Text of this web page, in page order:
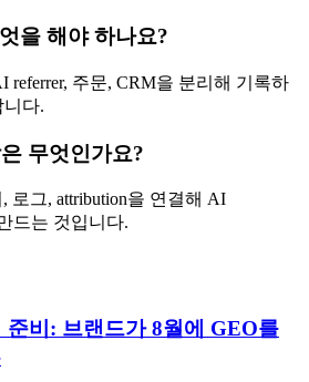
을 해야 하나요?
referrer, 주문, CRM을 분리해 기록하
다.
무엇인가요?
로그, attribution을 연결해 AI
드는 것입니다.
준비: 브랜드가 8월에 GEO를